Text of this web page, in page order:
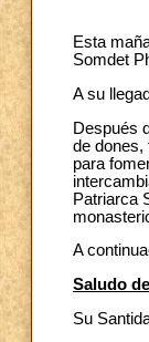
Esta
Somdet
A su
Después
de dones,
para
Patriarca
A
Saludo
Su